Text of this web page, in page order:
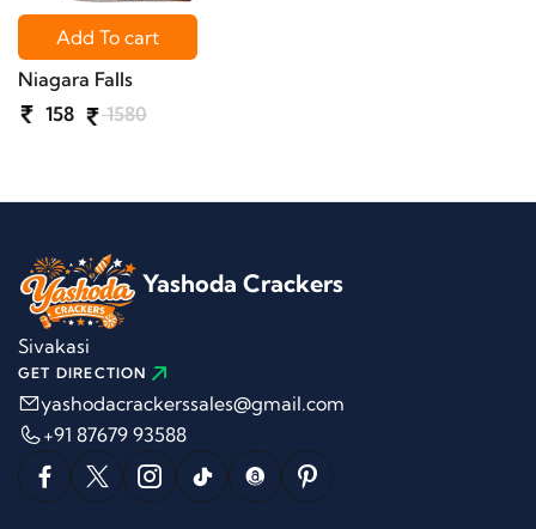
Add To cart
Niagara Falls
158
1580
Yashoda Crackers
Sivakasi
GET DIRECTION
yashodacrackerssales@gmail.com
+91 87679 93588